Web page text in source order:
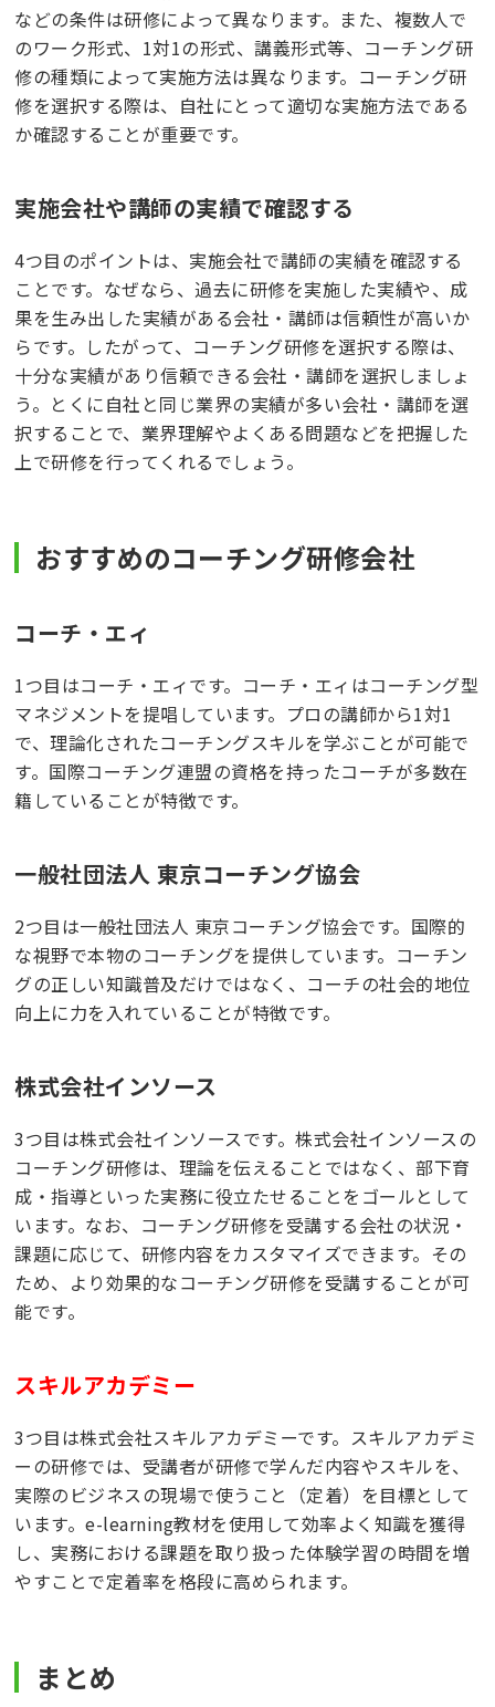
などの条件は研修によって異なります。また、複数人で
のワーク形式、1対1の形式、講義形式等、コーチング研
修の種類によって実施方法は異なります。コーチング研
修を選択する際は、自社にとって適切な実施方法である
か確認することが重要です。
実施会社や講師の実績で確認する
4つ目のポイントは、実施会社で講師の実績を確認する
ことです。なぜなら、過去に研修を実施した実績や、成
果を生み出した実績がある会社・講師は信頼性が高いか
らです。したがって、コーチング研修を選択する際は、
十分な実績があり信頼できる会社・講師を選択しましょ
う。とくに自社と同じ業界の実績が多い会社・講師を選
択することで、業界理解やよくある問題などを把握した
上で研修を行ってくれるでしょう。
おすすめのコーチング研修会社
コーチ・エィ
1つ目はコーチ・エィです。コーチ・エィはコーチング型
マネジメントを提唱しています。プロの講師から1対1
で、理論化されたコーチングスキルを学ぶことが可能で
す。国際コーチング連盟の資格を持ったコーチが多数在
籍していることが特徴です。
一般社団法人 東京コーチング協会
2つ目は一般社団法人 東京コーチング協会です。国際的
な視野で本物のコーチングを提供しています。コーチン
グの正しい知識普及だけではなく、コーチの社会的地位
向上に力を入れていることが特徴です。
株式会社インソース
3つ目は株式会社インソースです。株式会社インソースの
コーチング研修は、理論を伝えることではなく、部下育
成・指導といった実務に役立たせることをゴールとして
います。なお、コーチング研修を受講する会社の状況・
課題に応じて、研修内容をカスタマイズできます。その
ため、より効果的なコーチング研修を受講することが可
能です。
スキルアカデミー
3つ目は株式会社スキルアカデミーです。スキルアカデミ
ーの研修では、受講者が研修で学んだ内容やスキルを、
実際のビジネスの現場で使うこと（定着）を目標として
います。e-learning教材を使用して効率よく知識を獲得
し、実務における課題を取り扱った体験学習の時間を増
やすことで定着率を格段に高められます。
まとめ